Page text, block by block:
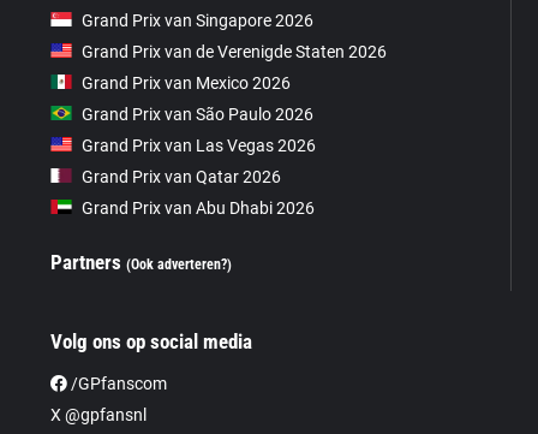
Grand Prix van Singapore 2026
Grand Prix van de Verenigde Staten 2026
Grand Prix van Mexico 2026
Grand Prix van São Paulo 2026
Grand Prix van Las Vegas 2026
Grand Prix van Qatar 2026
Grand Prix van Abu Dhabi 2026
Partners(Ook adverteren?)
Volg ons op social media
/GPfanscom
X @gpfansnl